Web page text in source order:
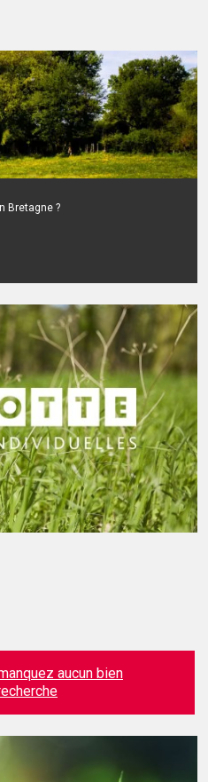
Bretagne ?
aucun bien